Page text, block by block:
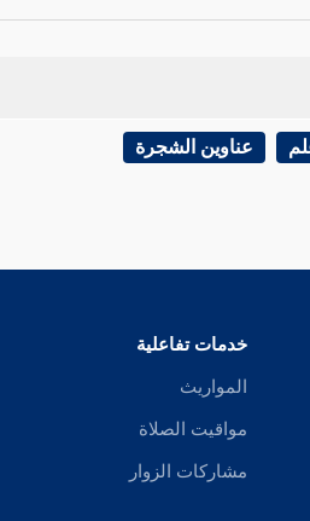
عناوين الشجرة
خدمات تفاعلية
المواريث
مواقيت الصلاة
مشاركات الزوار